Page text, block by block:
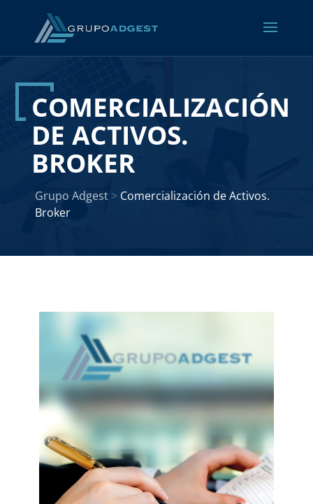
COMERCIALIZACIÓN
DE ACTIVOS.
BROKER
Grupo Adgest> Comercialización de Activos.
Broker